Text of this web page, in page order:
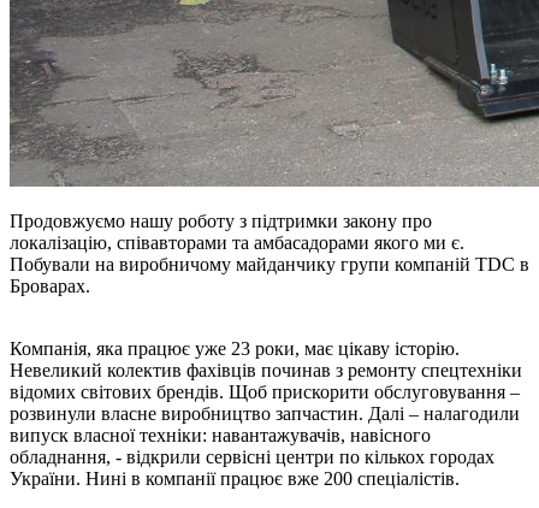
Продовжуємо нашу роботу з підтримки закону про
локалізацію, співавторами та амбасадорами якого ми є.
Побували на виробничому майданчику групи компаній TDC в
Броварах.
Компанія, яка працює уже 23 роки, має цікаву історію.
Невеликий колектив фахівців починав з ремонту спецтехніки
відомих світових брендів. Щоб прискорити обслуговування –
розвинули власне виробництво запчастин. Далі – налагодили
випуск власної техніки: навантажувачів, навісного
обладнання, - відкрили сервісні центри по кількох городах
України. Нині в компанії працює вже 200 спеціалістів.